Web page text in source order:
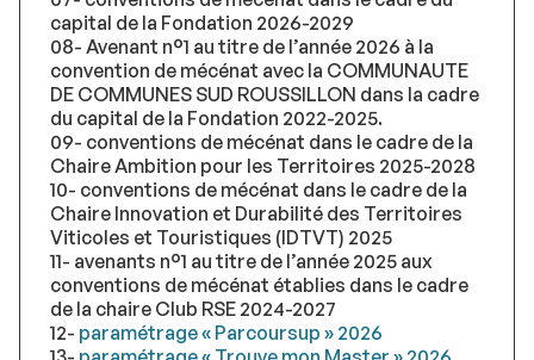
capital de la Fondation 2026-2029
08- Avenant n°1 au titre de l’année 2026 à la
convention de mécénat avec la COMMUNAUTE
DE COMMUNES SUD ROUSSILLON dans la cadre
du capital de la Fondation 2022-2025.
09- conventions de mécénat dans le cadre de la
Chaire Ambition pour les Territoires 2025-2028
10- conventions de mécénat dans le cadre de la
Chaire Innovation et Durabilité des Territoires
Viticoles et Touristiques (IDTVT) 2025
11- avenants n°1 au titre de l’année 2025 aux
conventions de mécénat établies dans le cadre
de la chaire Club RSE 2024-2027
12- paramétrage « Parcoursup » 2026